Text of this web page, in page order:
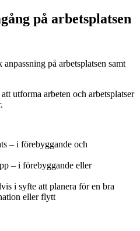
på arbetsplatsen
på arbetsplatsen samt
utforma arbeten och arbetsplatser
– i förebyggande och
– i förebyggande eller
i syfte att planera för en bra
eller flytt